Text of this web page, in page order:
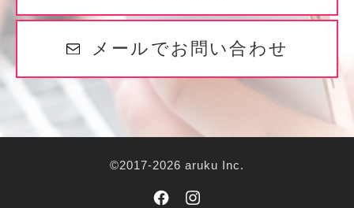
メールでお問い合わせ
©2017-2026 aruku Inc.